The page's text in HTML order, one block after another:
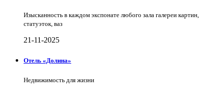
Изысканность в каждом экспонате любого зала галереи картин,
статуэток, ваз
21-11-2025
Отель «Долина»
Недвижимость для жизни